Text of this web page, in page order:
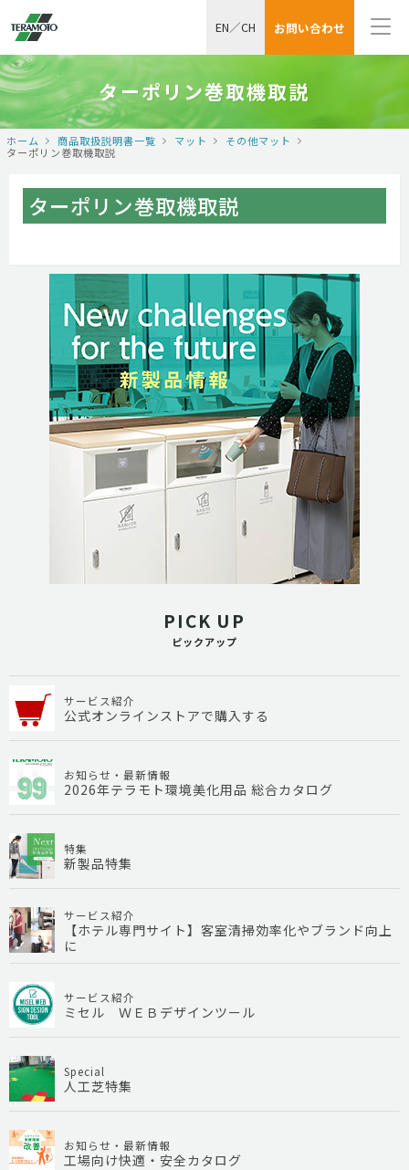
お問い合わせ
EN／CH
ターポリン巻取機取説
ホーム 商品取扱説明書一覧 マット
その他マット
ターポリン巻取機取説
ターポリン巻取機取説
PICK UP
ピックアップ
サービス紹介
公式オンラインストアで購入する
お知らせ・最新情報
2026年テラモト環境美化用品 総合カタログ
特集
新製品特集
サービス紹介
【ホテル専門サイト】客室清掃効率化やブランド向上
に
サービス紹介
ミセル ＷＥＢデザインツール
Special
人工芝特集
お知らせ・最新情報
工場向け快適・安全カタログ